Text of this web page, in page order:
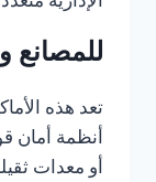
الإدارية
للمصانع
تعد هذه
أنظمة أمان
أو معدات